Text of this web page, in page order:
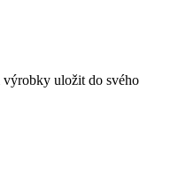
výrobky uložit do svého